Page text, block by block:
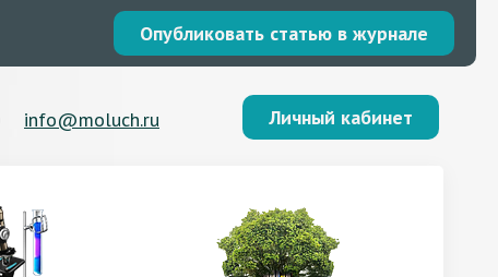
Опубликовать статью в журнале
info@moluch.ru Личный кабинет